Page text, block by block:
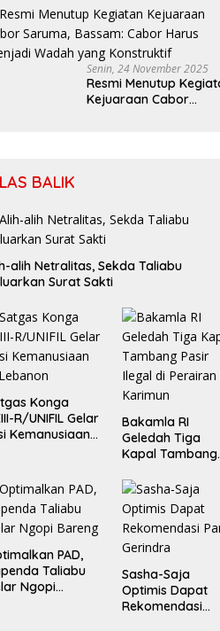
Antara Kapolri
Dewan Pers
Senin, 24 November 2025
Resmi Menutup
Kejuaraan Cabor
BALIK
alih Netralitas, Sekda Taliabu
Surat Sakti
Konga
R/UNIFIL Gelar
Kemanusiaan
Bakamla RI
Geledah Tiga
Kapal Tambang
Perairan
PAD,
Taliabu
Ngopi
Sasha-Saja
Optimis Dapat
Rekomendasi